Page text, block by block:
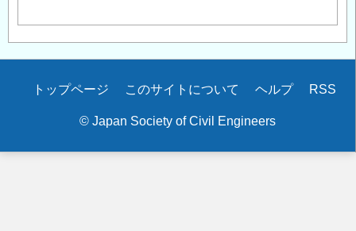
Secondary
トップページ このサイトについて ヘルプ RSS
© Japan Society of Civil Engineers